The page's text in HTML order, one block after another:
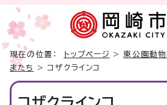
現在の位置： トップページ > 東公園動物
またち
> コザクラインコ